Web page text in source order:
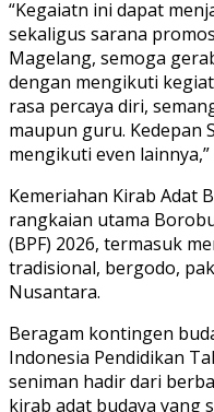
“Kegaiatn ini dapat
sekaligus sarana
Magelang, semoga
dengan mengikuti
rasa percaya diri,
maupun guru. Kedepan
mengikuti even
Kemeriahan Kirab Adat
rangkaian utama
(BPF) 2026, termasuk
tradisional, bergodo,
Nusantara.
Beragam kontingen
Indonesia Pendidikan
seniman hadir dari
kirab adat budaya yang